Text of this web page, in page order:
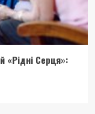
«Рідні Серця»: